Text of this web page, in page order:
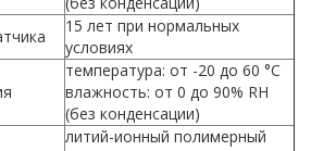
15 лет при нормальных
условиях
температура: от -20 до 60 °С
влажность: от 0 до 90% RH
(без конденсации)
литий-ионный полимерный